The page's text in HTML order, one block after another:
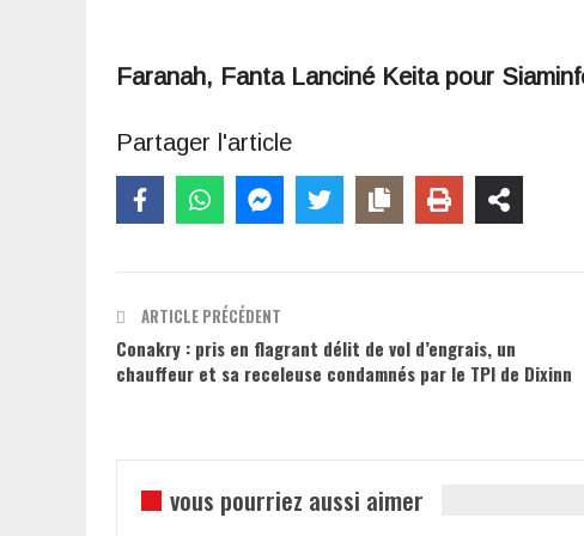
Faranah, Fanta Lanciné Keita pour
Partager l'article
ARTICLE PRÉCÉDENT
Conakry : pris en flagrant délit de vol d’engrais, un
chauffeur et sa receleuse condamnés par le TPI de Dixinn
vous pourriez aussi aimer